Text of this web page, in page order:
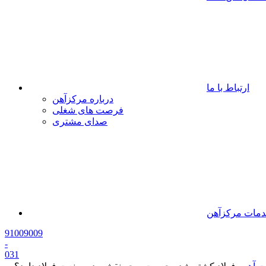
ارتباط با ما
درباره مرکزآهن
فرصت های شغلی
صدای مشتری
مرکزآهن
91009009
-
031